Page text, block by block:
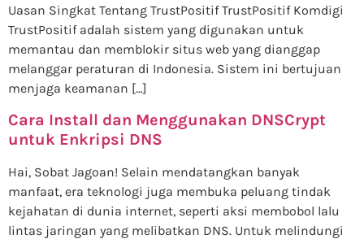
Uasan Singkat Tentang TrustPositif TrustPositif Komdigi
TrustPositif adalah sistem yang digunakan untuk
memantau dan memblokir situs web yang dianggap
melanggar peraturan di Indonesia. Sistem ini bertujuan
menjaga keamanan […]
Cara Install dan Menggunakan DNSCrypt
untuk Enkripsi DNS
Hai, Sobat Jagoan! Selain mendatangkan banyak
manfaat, era teknologi juga membuka peluang tindak
kejahatan di dunia internet, seperti aksi membobol lalu
lintas jaringan yang melibatkan DNS. Untuk melindungi